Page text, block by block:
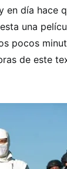
día hace
una
pocos
de este